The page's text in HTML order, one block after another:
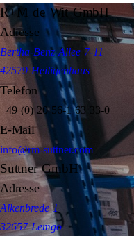
R+M de Wit GmbH
Adresse
Bertha-Benz-Allee 7-11
42579 Heiligenhaus
Telefon
+49 (0) 20 56-1 63 33-0
E-Mail
info@rm-suttner.com
Suttner GmbH
Adresse
Alkenbrede 1
32657 Lemgo